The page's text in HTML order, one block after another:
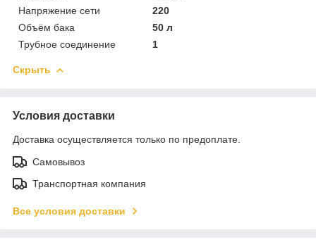
Напряжение сети
220
Объём бака
50 л
Трубное соединение
1
Скрыть
Условия доставки
Доставка осуществляется только по предоплате.
Самовывоз
Транспортная компания
Все условия доставки